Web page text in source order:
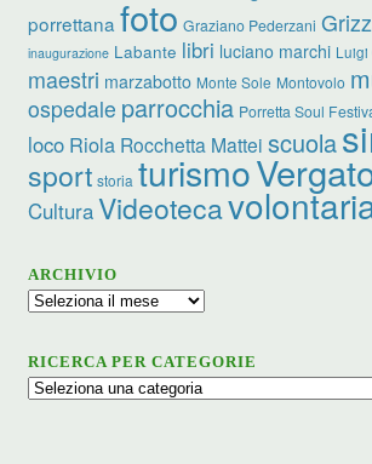
porrettana foto Graziano Pederzani
inaugurazione Labante libri luciano marchi Luigi
maestri marzabotto Monte Sole Montovolo
ospedale parrocchia Porretta Soul
loco Riola Rocchetta Mattei scuola
sport storia turismo
CulturaVideoteca
ARCHIVIO
Archivio
RICERCA PER CATEGORIE
Ricerca